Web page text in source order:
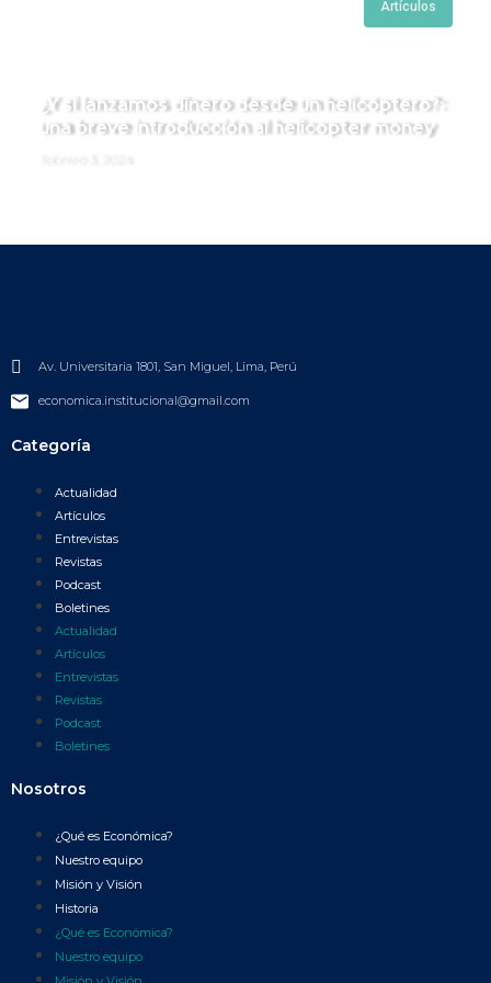
Artículos
¿Y si lanzamos dinero desde un helicóptero?:
una breve introducción al helicopter money
Av. Universitaria 1801, San Miguel, Lima, Perú
economica.institucional@gmail.com
Categoría
Actualidad
Artículos
Entrevistas
Revistas
Podcast
Boletines
Actualidad
Artículos
Entrevistas
Revistas
Podcast
Boletines
Nosotros
¿Qué es Económica?
Nuestro equipo
Misión y Visión
Historia
¿Qué es Económica?
Nuestro equipo